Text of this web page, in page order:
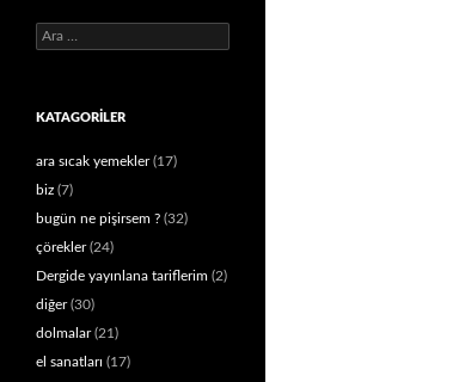
Arama:
KATAGORILER
ara sıcak yemekler(17)
biz (7)
bugün ne pişirsem ? (32)
çörekler(24)
Dergide yayınlana tariflerim (2)
diğer(30)
dolmalar(21)
el sanatları (17)